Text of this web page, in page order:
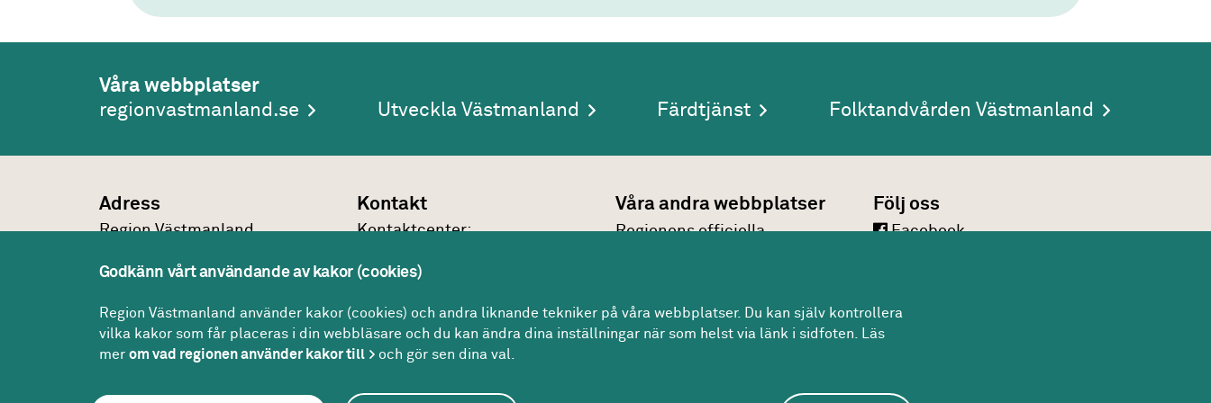
Våra webbplatser
regionvastmanland.se
Utveckla Västmanland Färdtjänst Folktandvården Västmanland
Adress
Region Västmanland
721 89 Västerås
Kontakt
Kontakt­center:
region@regionvastmanland.se
Kontakt
Våra andra webbplatser
Regionens officiella
intranät
Följ oss
Facebook
Godkänn vårt användande av kakor (cookies)
Region Västmanland använder kakor (cookies) och andra liknande tekniker på våra webbplatser. Du kan själv kontrollera
vilka kakor som får placeras i din webbläsare och du kan ändra dina inställningar när som helst via länk i sidfoten. Läs
mer om vad regionen använder kakor till och gör sen dina val.